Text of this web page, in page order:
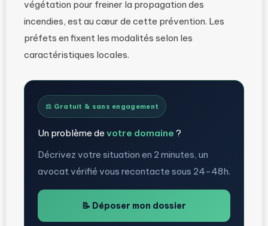
végétation pour freiner la propagation des
incendies, est au cœur de cette prévention. Les
préfets en fixent les modalités selon les
caractéristiques locales.
⚖️ Gratuit & sans engagement
Un problème de votre domaine ?
Décrivez votre situation en 2 minutes, un
avocat vérifié vous recontacte sous 24-48h.
📝 Déposer mon dossier